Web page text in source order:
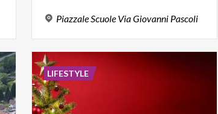
Piazzale Scuole ViaGiovanni Pascoli
LIFESTYLE